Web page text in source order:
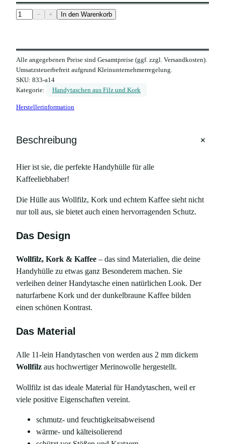
H
d
y
h
ü
l
a
u
F
i
l
n
K
o
m
t
a
f
e
e
− + In den Warenkorb
Alle angegebenen Preise sind Gesamtpreise (ggf. zzgl. Versandkosten).
Umsatzsteuerbefreit aufgrund Kleinunternehmerregelung.
SKU: 833-a14
Kategorie:
Handytaschen aus Filz und Kork
Herstellerinformation
Beschreibung +
Hier ist sie, die perfekte Handyhülle für alle
Kaffeeliebhaber!
Die Hülle aus Wollfilz, Kork und echtem Kaffee sieht nicht
nur toll aus, sie bietet auch einen hervorragenden Schutz.
Das Design
Wollfilz, Kork & Kaffee – das sind Materialien, die deine
Handyhülle zu etwas ganz Besonderem machen. Sie
verleihen deiner Handytasche einen natürlichen Look. Der
naturfarbene Kork und der dunkelbraune Kaffee bilden
einen schönen Kontrast.
Das Material
Alle 11-lein Handytaschen von werden aus 2 mm dickem
Wollfilz aus hochwertiger Merinowolle hergestellt.
Wollfilz ist das ideale Material für Handytaschen, weil er
viele positive Eigenschaften vereint.
schmutz- und feuchtigkeitsabweisend
wärme- und kälteisolierend